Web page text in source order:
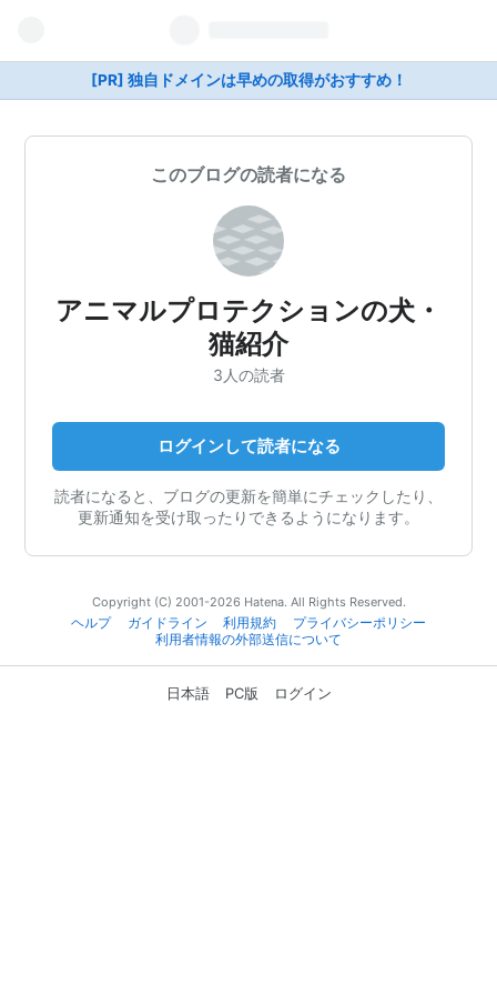
[PR] 独自ドメインは早めの取得がおすすめ！
このブログの読者になる
アニマルプロテクションの犬・
猫紹介
3人の読者
ログインして読者になる
読者になると、ブログの更新を簡単にチェックしたり、
更新通知を受け取ったりできるようになります。
Copyright (C) 2001-2026 Hatena. All Rights Reserved.
ヘルプ
ガイドライン 利用規約
プライバシーポリシー
利用者情報の外部送信について
日本語 PC版 ログイン